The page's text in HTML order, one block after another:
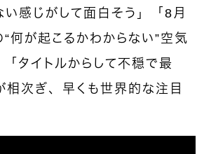
感じがして面白そう」「8月
何が起こるかわからない”空気
タイトルからして不穏で最
相次ぎ、早くも世界的な注目